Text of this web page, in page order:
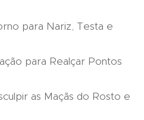
para Nariz, Testa e
para Realçar Pontos
as Maçãs do Rosto e